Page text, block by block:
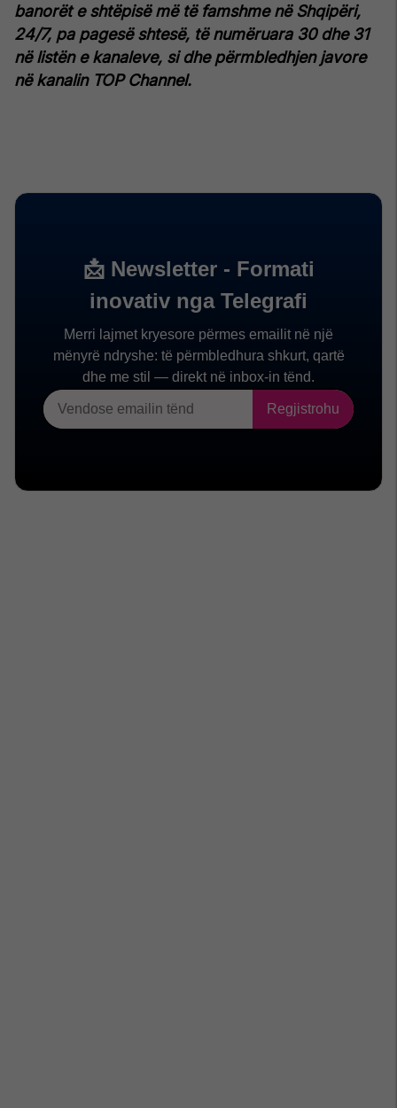
banorët e shtëpisë më të famshme në Shqipëri,
24/7, pa pagesë shtesë, të numëruara 30 dhe 31
në listën e kanaleve, si dhe përmbledhjen javore
në kanalin TOP Channel.